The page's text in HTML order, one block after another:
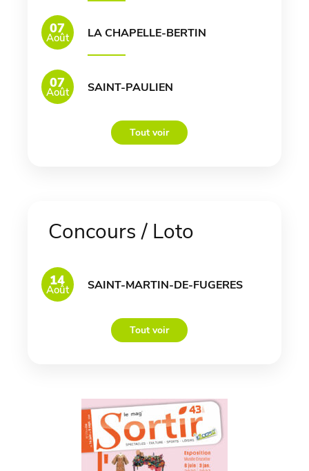
07
Août LA CHAPELLE-BERTIN
07
Août SAINT-PAULIEN
Tout voir
Concours / Loto
14
Août SAINT-MARTIN-DE-FUGERES
Tout voir